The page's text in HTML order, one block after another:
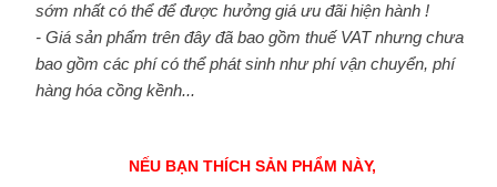
sớm nhất có thể để được hưởng giá ưu đãi hiện hành !
- Giá sản phẩm trên đây đã bao gồm thuế VAT nhưng chưa
bao gồm các phí có thể phát sinh như phí vận chuyển, phí
hàng hóa cồng kềnh...
NẾU BẠN THÍCH SẢN PHẨM NÀY,